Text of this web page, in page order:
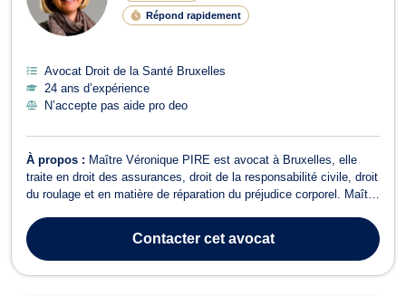
Répond rapidement
Avocat Droit de la Santé Bruxelles
24 ans d’expérience
N’accepte pas aide pro deo
À propos : Maître Véronique PIRE est avocat à Bruxelles, elle
traite en droit des assurances, droit de la responsabilité civile, droit
du roulage et en matière de réparation du préjudice corporel. Maître
assurances tel que l’assurance des responsabilités, l’assurance
des acciden...
Contactercet avocat